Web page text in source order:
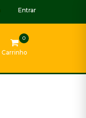
Entrar
Carrinho
0